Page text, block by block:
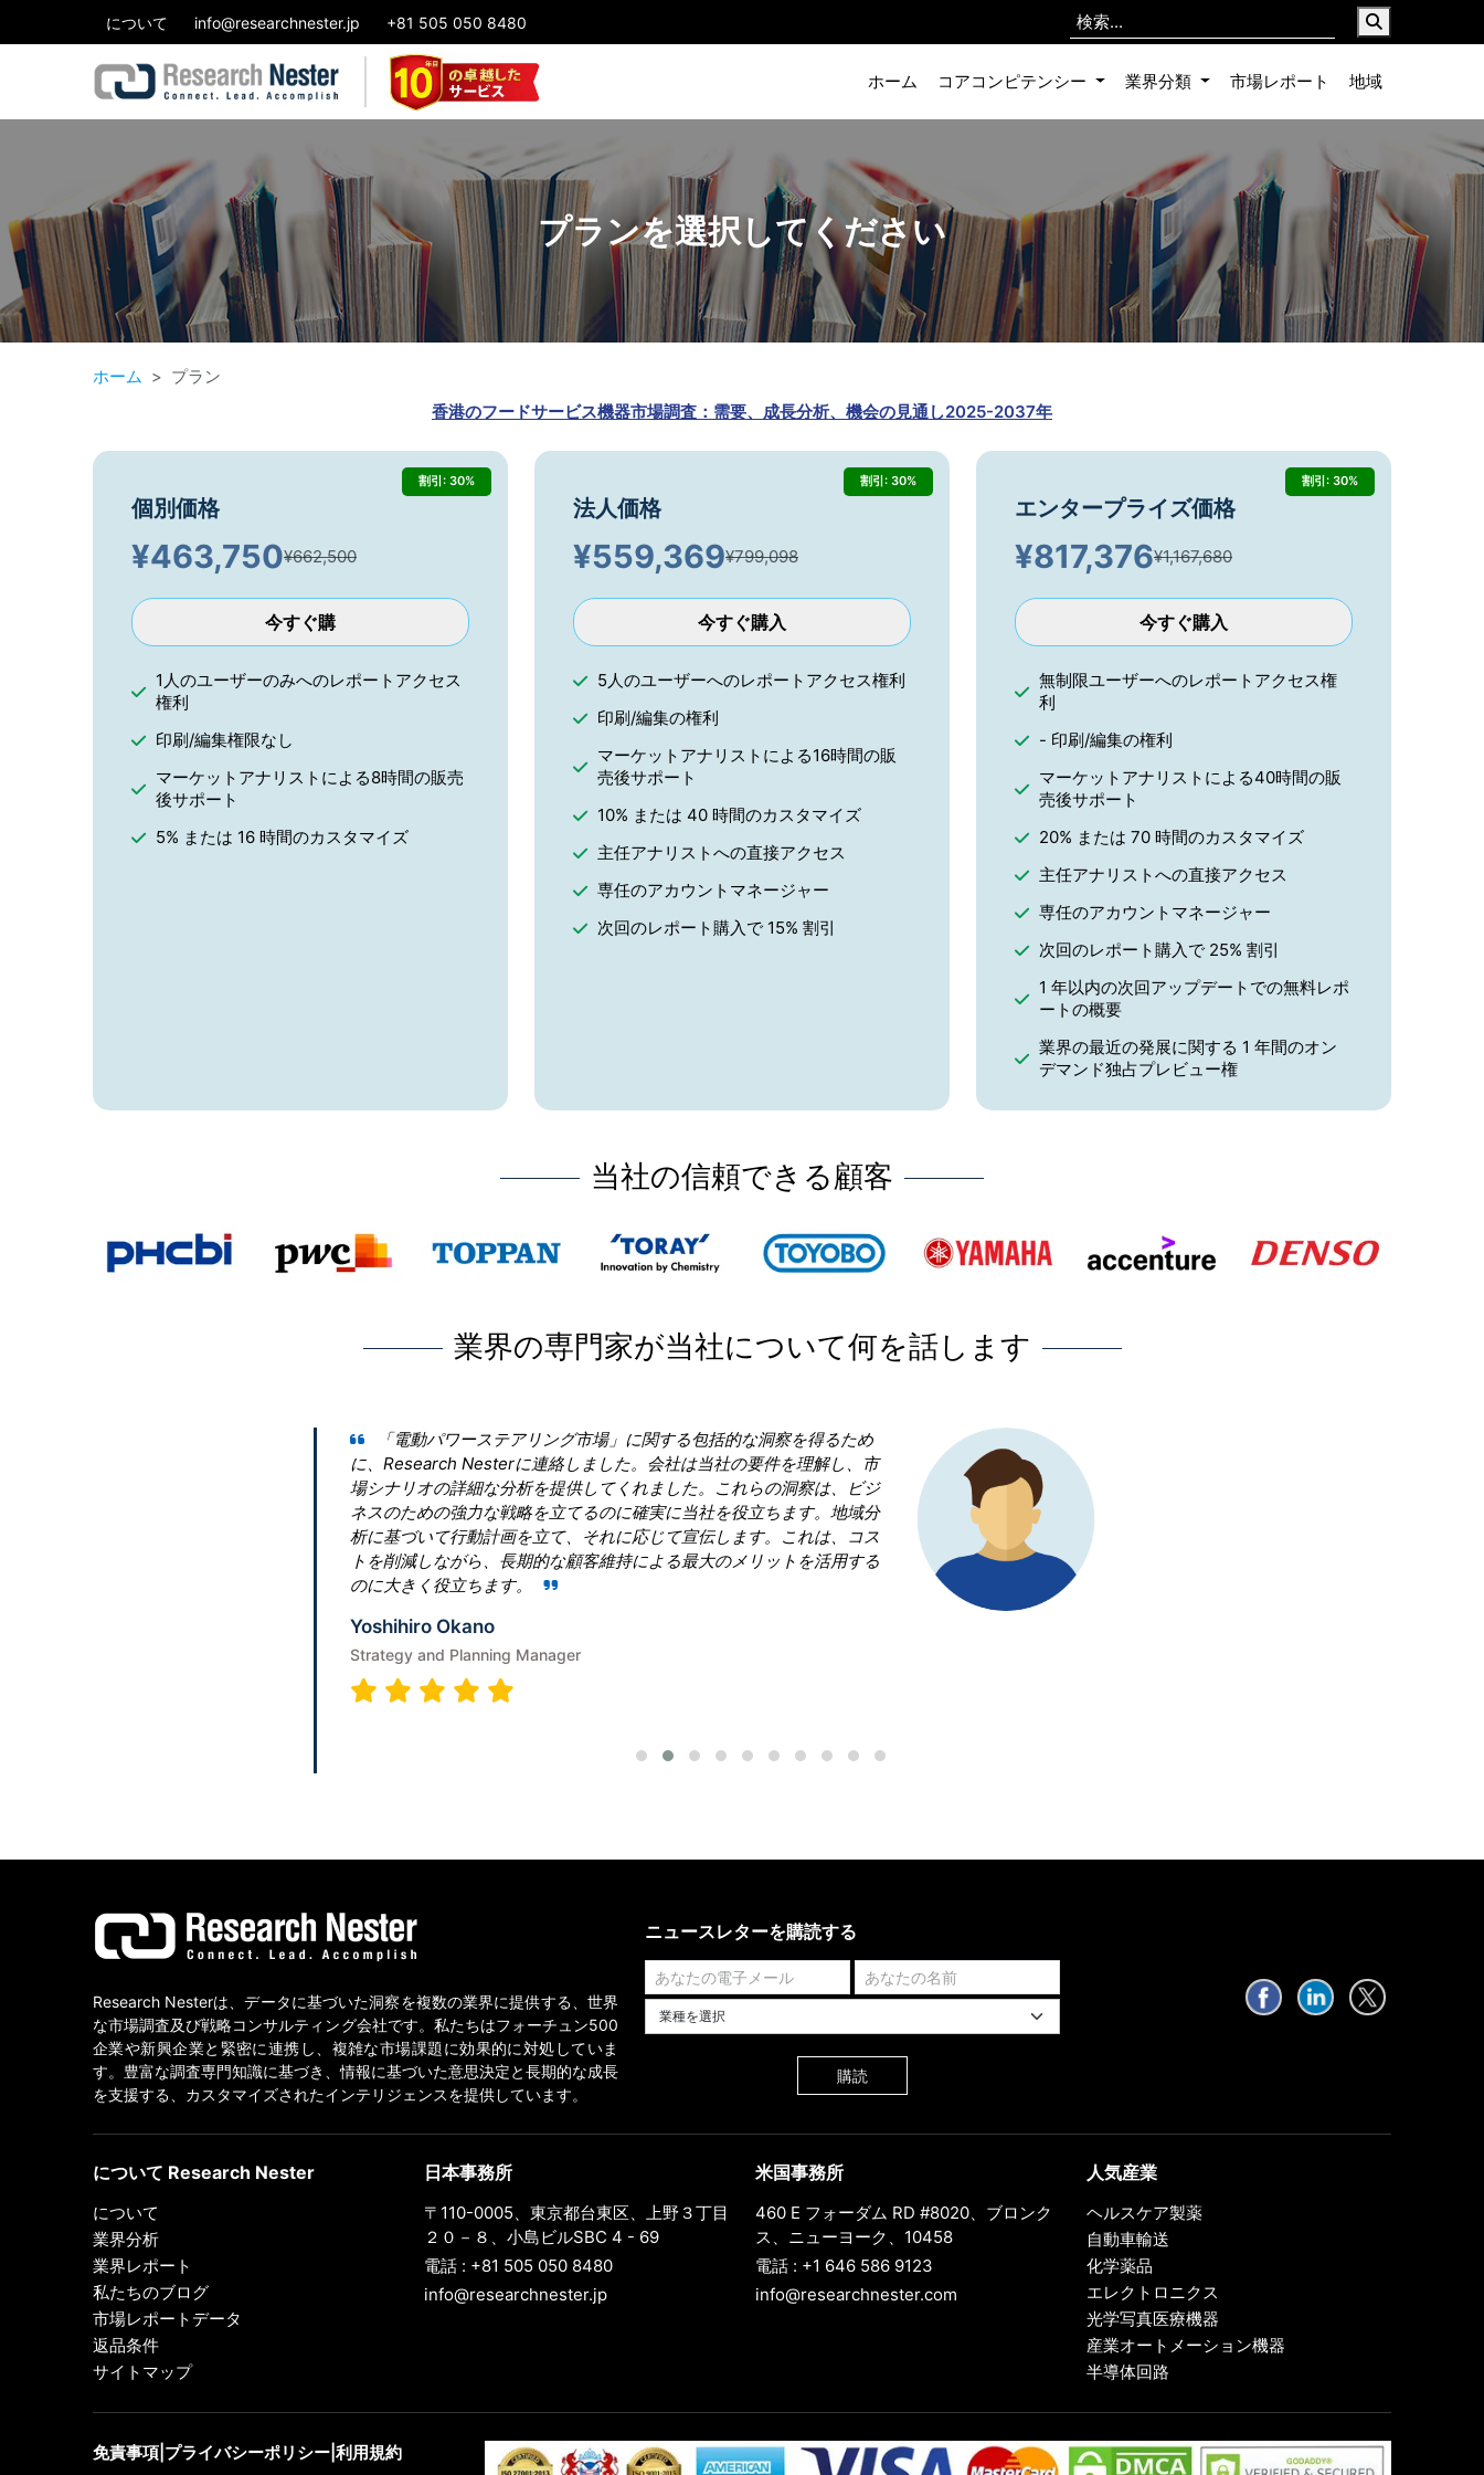
について info@researchnester.jp +81 505 050 8480
ホーム コアコンピテンシー 業界分類 市場レポート 地域
プランを選択してください
ホーム
プラン
香港のフードサービス機器市場調査：需要、成長分析、機会の見通し2025-2037年
割引: 30%
個別価格
¥463,750¥662,500
今すぐ購
1人のユーザーのみへのレポートアクセス
権利
印刷/編集権限なし
マーケットアナリストによる8時間の販売
後サポート
5% または 16 時間のカスタマイズ
割引: 30%
法人価格
¥559,369¥799,098
今すぐ購入
5人のユーザーへのレポートアクセス権利
印刷/編集の権利
マーケットアナリストによる16時間の販
売後サポート
10% または 40 時間のカスタマイズ
主任アナリストへの直接アクセス
専任のアカウントマネージャー
次回のレポート購入で 15% 割引
割引: 30%
エンタープライズ価格
¥817,376¥1,167,680
今すぐ購入
無制限ユーザーへのレポートアクセス権
利
- 印刷/編集の権利
マーケットアナリストによる40時間の販
売後サポート
20% または 70 時間のカスタマイズ
主任アナリストへの直接アクセス
専任のアカウントマネージャー
次回のレポート購入で 25% 割引
1 年以内の次回アップデートでの無料レポ
ートの概要
業界の最近の発展に関する 1 年間のオン
デマンド独占プレビュー権
当社の信頼できる顧客
業界の専門家が当社について何を話します
Research Nester を選択したことが当社のビジネスにとって最良の
決断であったと言っても過言ではありません。 私たちは「真空ポンプ市
場」という領域で当社を凌ぎたいと考えていました。しかし、当社は効
果的な戦略の青写真を作成することに戸惑いました。Research Nester
は、従うべき勝利戦略を構築することで、成功への道をナビゲートする
のに役立ちました。
Research Nesterは、データに基づいた洞察を複数の業界に提供する、世界
な市場調査及び戦略コンサルティング会社です。私たちはフォーチュン500
企業や新興企業と緊密に連携し、複雑な市場課題に効果的に対処していま
す。豊富な調査専門知識に基づき、情報に基づいた意思決定と長期的な成長
を支援する、カスタマイズされたインテリジェンスを提供しています。
ニュースレターを購読する
業種を選択してください
購読
について Research Nester
について
業界分析
業界レポート
私たちのブログ
市場レポートデータ
返品条件
サイトマップ
日本事務所
〒110-0005、東京都台東区、上野３丁目
２０－８、小島ビルSBC 4 - 69
電話 : +81 505 050 8480
info@researchnester.jp
米国事務所
460 E フォーダム RD #8020、ブロンク
ス、ニューヨーク、10458
電話 : +1 646 586 9123
info@researchnester.com
人気産業
ヘルスケア製薬
自動車輸送
化学薬品
エレクトロニクス
光学写真医療機器
産業オートメーション機器
半導体回路
免責事項 プライバシーポリシー 利用規約